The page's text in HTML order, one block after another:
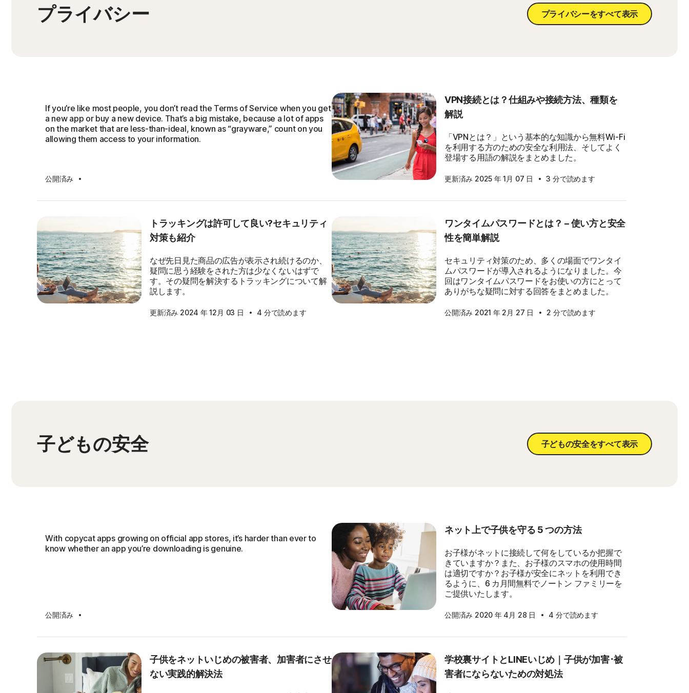
プライバシー プライバシーをすべて表示
If you’re like most people, you don’t read the Terms of Service when you get
a new app or buy a new device. That’s a big mistake, because a lot of apps
on the market that are less-than-ideal, known as “grayware,” count on you
allowing them access to your information.
公開済み ·
VPN接続とは？仕組みや接続方法、種類を
解説
「VPNとは？」という基本的な知識から無料Wi-Fi
を利用する方のための安全な利用法、そしてよく
登場する用語の解説をまとめました。
更新済み 2025 年 1月 07 日 · 3 分で読めます
トラッキングは許可して良い?セキュリティ
対策も紹介
なぜ先日見た商品の広告が表示され続けるのか、
疑問に思う経験をされた方は少なくないはずで
す。その疑問を解決するトラッキングについて解
説します。
更新済み 2024 年 12月 03 日 · 4 分で読めます
ワンタイムパスワードとは？ – 使い方と安全
性を簡単解説
セキュリティ対策のため、多くの場面でワンタイ
ムパスワードが導入されるようになりました。今
回はワンタイムパスワードをお使いの方にとって
ありがちな疑問に対する回答をまとめました。
公開済み 2021 年 2月 27 日 · 2 分で読めます
子どもの安全 子どもの安全をすべて表示
With copycat apps growing on official app stores, it’s harder than ever to
know whether an app you’re downloading is genuine.
公開済み ·
ネット上で子供を守る 5 つの方法
お子様がネットに接続して何をしているか把握で
きていますか？また、お子様のスマホの使用時間
は適切ですか？お子様が安全にネットを利用でき
るように、6 カ月間無料でノートン ファミリーを
ご提供いたします。
公開済み 2020 年 4月 28 日 · 4 分で読めます
子供をネットいじめの被害者、加害者にさせ
ない実践的解決法
学校裏サイトとLINEいじめ｜子供が加害･被
害者にならないための対処法